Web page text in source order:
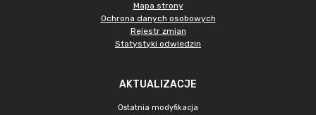
Mapa strony
Ochrona danych osobowych
Rejestr zmian
Statystyki odwiedzin
AKTUALIZACJE
Ostatnia modyfikacja